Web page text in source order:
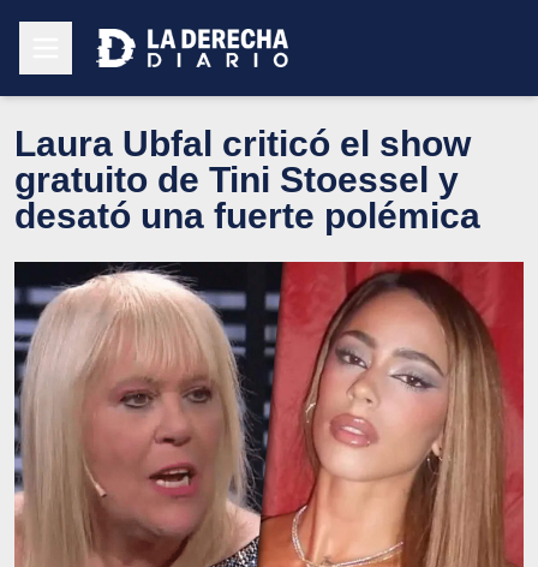
Laura Ubfal criticó el show
gratuito de Tini Stoessel y
desató una fuerte polémica